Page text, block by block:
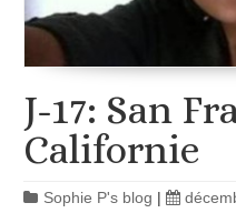
J-17: San
Californie
Sophie P's blog |